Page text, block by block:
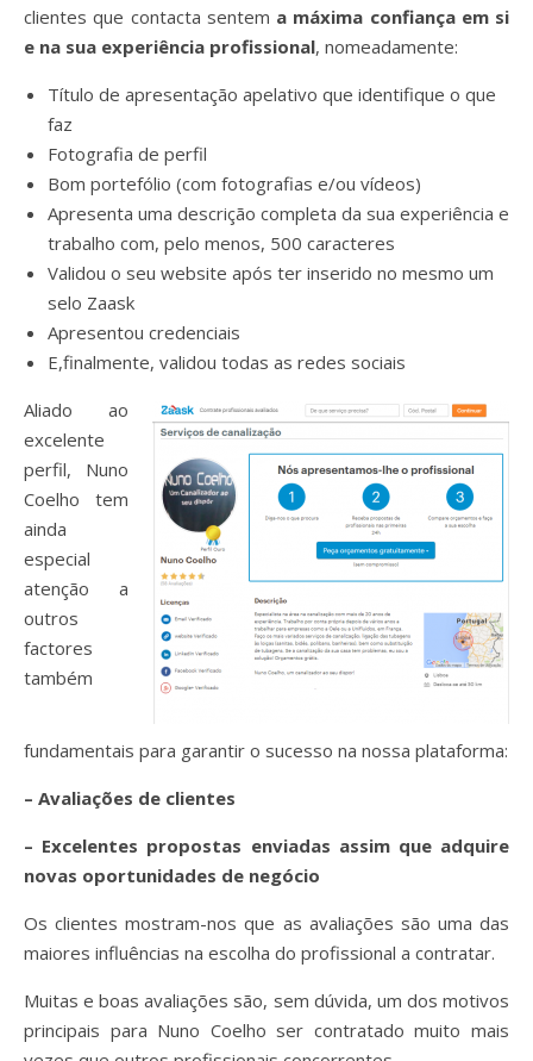
clientes que contacta sentem a máxima confiança em si
e na sua experiência profissional, nomeadamente:
Título de apresentação apelativo que identifique o que
faz
Fotografia de perfil
Bom portefólio (com fotografias e/ou vídeos)
Apresenta uma descrição completa da sua experiência e
trabalho com, pelo menos, 500 caracteres
Validou o seu website após ter inserido no mesmo um
selo Zaask
Apresentou credenciais
E,finalmente, validou todas as redes sociais
Aliado ao
excelente
perfil, Nuno
Coelho tem
ainda
especial
atenção a
outros
factores
também
fundamentais para garantir o sucesso na nossa plataforma:
– Avaliações de clientes
– Excelentes propostas enviadas assim que adquire
novas oportunidades de negócio
Os clientes mostram-nos que as avaliações são uma das
maiores influências na escolha do profissional a contratar.
Muitas e boas avaliações são, sem dúvida, um dos motivos
principais para Nuno Coelho ser contratado muito mais